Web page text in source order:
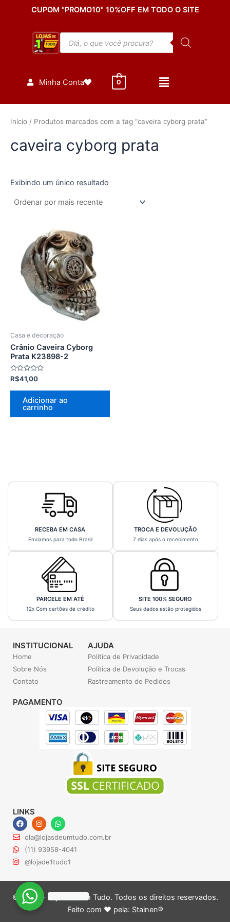
CUPOM "PROMO10" 10%OFF EM TODO O SITE
Pesquisar
produtos
Minha Conta 0
Início / Produtos marcados com a tag “caveira cyborg prata”
caveira cyborg prata
Exibindo um único resultado
Casa e decoração
Crânio Caveira Cyborg
Prata K23898-2
Avaliação
de
R$41,00
Adicionar ao
carrinho
RECEBA EM CASA
Enviamos para todo Brasil
TROCA E DEVOLUÇÃO
7 dias após o recebimento
PARCELE EM ATÉ
12x Com cartões de crédito
SITE 100% SEGURO
Seus dados estão protegidos
INSTITUCIONAL
Home
Sobre Nós
Contato
AJUDA
Politica de Privacidade
Politica de Devolução e Trocas
Rastreamento de Pedidos
PAGAMENTO
LINKS
F
a
c
e
o
I
n
s
t
a
r
W
h
a
t
s
p
ola@lojasdeumtudo.com.br
(11) 93958-4041
@lojade1tudo1
© 2024 – Lojas de Um Tudo. Todos os direitos reservados.
Feito com ♥ pela: Stainen®